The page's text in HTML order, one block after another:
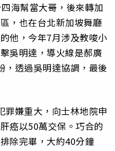
海幫當大哥，後來轉加
，也在台北新加坡舞廳
他，今年7月涉及教唆小
吳明達，導火線是郝廣
，透過吳明達協調，最後
罪嫌重大，向士林地院申
癌以50萬交保。巧合的
除完畢，大約40分鐘